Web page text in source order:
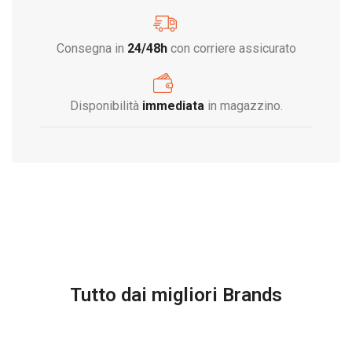
Consegna in 24/48hcon corriere assicurato
Disponibilità immediatain magazzino.
Tutto dai migliori Brands